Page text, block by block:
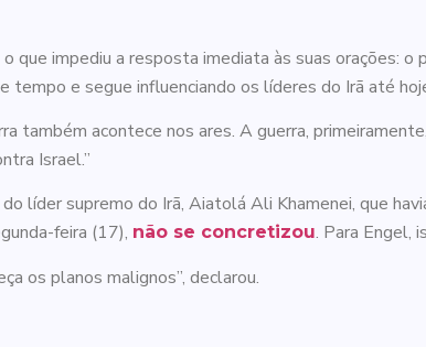
que impediu a resposta imediata às suas orações: o
tempo e segue influenciando os líderes do Irã até
também acontece nos ares. A guerra,
Israel.”
líder supremo do Irã, Aiatolá Ali Khamenei, que
feira (17), não se concretizou. Para Engel,
os planos malignos”, declarou.